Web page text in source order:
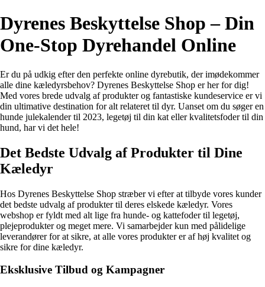
Dyrenes Beskyttelse Shop – Din
One-Stop Dyrehandel Online
Er du på udkig efter den perfekte online dyrebutik, der imødekommer
alle dine kæledyrsbehov? Dyrenes Beskyttelse Shop er her for dig!
Med vores brede udvalg af produkter og fantastiske kundeservice er vi
din ultimative destination for alt relateret til dyr. Uanset om du søger en
hunde julekalender til 2023, legetøj til din kat eller kvalitetsfoder til din
hund, har vi det hele!
Det Bedste Udvalg af Produkter til Dine
Kæledyr
Hos Dyrenes Beskyttelse Shop stræber vi efter at tilbyde vores kunder
det bedste udvalg af produkter til deres elskede kæledyr. Vores
webshop er fyldt med alt lige fra hunde- og kattefoder til legetøj,
plejeprodukter og meget mere. Vi samarbejder kun med pålidelige
leverandører for at sikre, at alle vores produkter er af høj kvalitet og
sikre for dine kæledyr.
Eksklusive Tilbud og Kampagner